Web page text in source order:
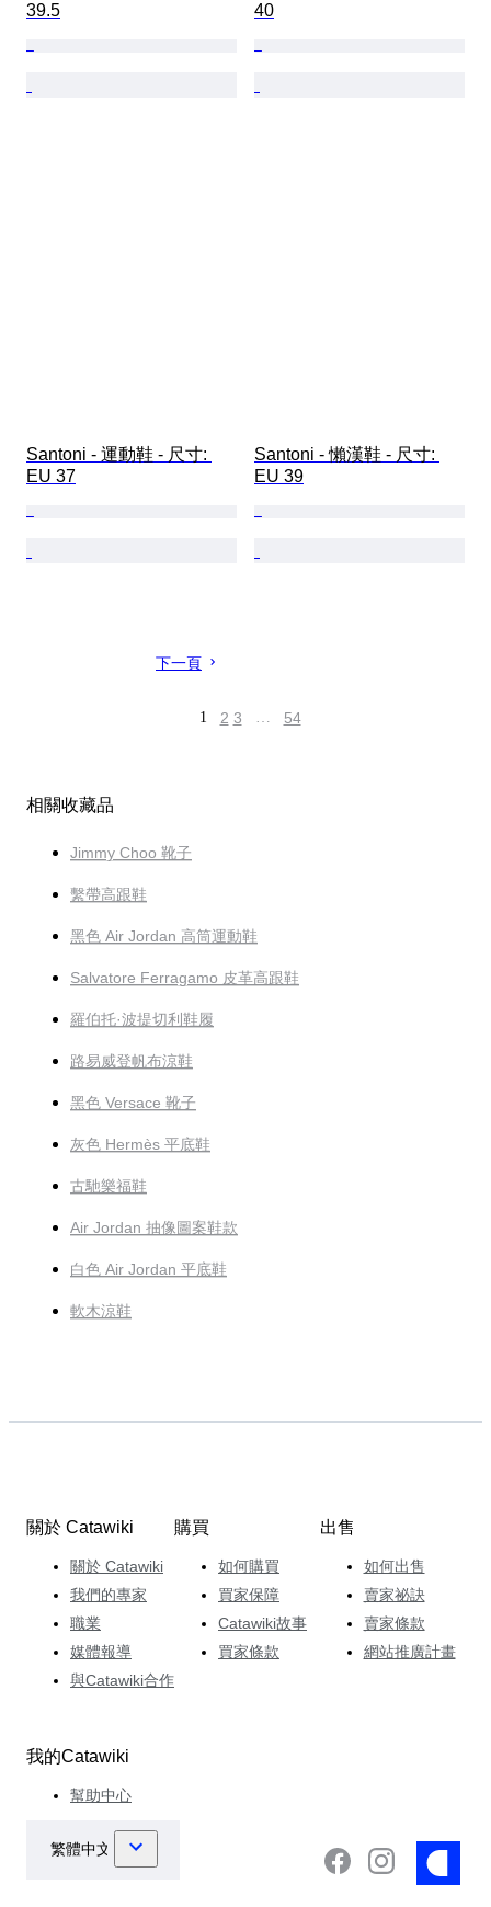
39.5
40
Santoni - 運動鞋 - 尺寸:
EU 37
Santoni - 懶漢鞋 - 尺寸:
EU 39
下一頁
1 2 3 … 54
相關收藏品
Jimmy Choo 靴子
繫帶高跟鞋
黑色 Air Jordan 高筒運動鞋
Salvatore Ferragamo 皮革高跟鞋
羅伯托·波提切利鞋履
路易威登帆布涼鞋
黑色 Versace 靴子
灰色 Hermès 平底鞋
古馳樂福鞋
Air Jordan 抽像圖案鞋款
白色 Air Jordan 平底鞋
軟木涼鞋
關於 Catawiki
關於 Catawiki
我們的專家
職業
媒體報導
與Catawiki合作
購買
如何購買
買家保障
Catawiki故事
買家條款
出售
如何出售
賣家祕訣
賣家條款
網站推廣計畫
我的Catawiki
幫助中心